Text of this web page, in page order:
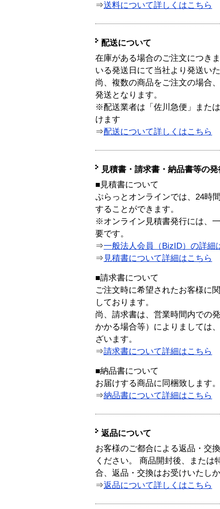
⇒送料について詳しくはこちら
配送について
在庫がある場合のご注文につき
いる発送日にて当社より発送い
尚、複数の商品をご注文の場合
発送となります。
※配送業者は「佐川急便」また
けます
⇒配送について詳しくはこちら
見積書・請求書・納品書等の
■見積書について
ぷらっとオンラインでは、24時
することができます。
※オンライン見積書発行には、
要です。
⇒一般法人会員（BizID）の詳細
⇒ 見積書について詳細はこちら
■請求書について
ご注文時に希望されたお客様に
しております。
尚、請求書は、営業時間内での
かかる場合等）によりましては
ざいます。
⇒請求書について詳細はこちら
■納品書について
お届けする商品に同梱致します。
⇒納品書について詳細はこちら
返品について
お客様のご都合による返品・交
ください。 商品開封後、または
合、返品・交換はお受けいたし
⇒返品について詳しくはこちら